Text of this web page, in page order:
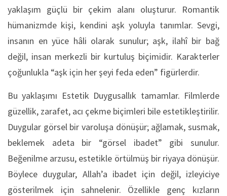
yaklaşım güçlü bir çekim alanı oluşturur. Romantik
hümanizmde kişi, kendini aşk yoluyla tanımlar. Sevgi,
insanın en yüce hâli olarak sunulur; aşk, ilahî bir bağ
değil, insan merkezli bir kurtuluş biçimidir. Karakterler
çoğunlukla “aşk için her şeyi feda eden” figürlerdir.
Bu yaklaşımı Estetik Duygusallık tamamlar. Filmlerde
güzellik, zarafet, acı çekme biçimleri bile estetikleştirilir.
Duygular görsel bir varoluşa dönüşür; ağlamak, susmak,
beklemek adeta bir “görsel ibadet” gibi sunulur.
Beğenilme arzusu, estetikle örtülmüş bir riyaya dönüşür.
Böylece duygular, Allah’a ibadet için değil, izleyiciye
gösterilmek için sahnelenir. Özellikle genç kızların